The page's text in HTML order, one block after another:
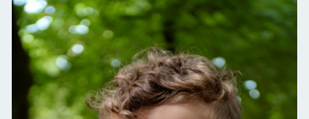
Противопоказания:
Непереносимость ношения очков (например,
дискомфорт или психологические причины).
Некоторые заболевания глаз, требующие
специальной коррекции.